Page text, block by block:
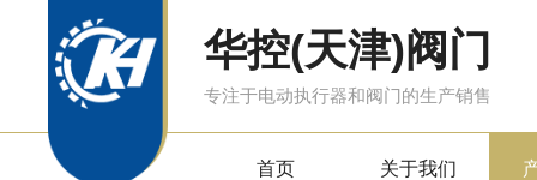
华控(天津)阀门
专注于电动执行器和阀门的生产销售
首页 关于我们